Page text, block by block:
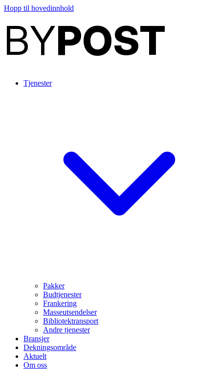
Hopp til hovedinnhold
BYPOST
Tjenester
Pakker
Budtjenester
Frankering
Masseutsendelser
Bibliotektransport
Andre tjenester
Bransjer
Dekningsområde
Aktuelt
Om oss